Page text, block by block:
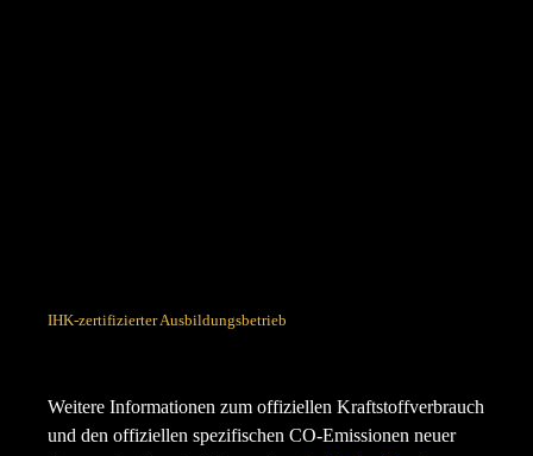
IHK-zertifizierter Ausbildungsbetrieb
Weitere Informationen zum offiziellen Kraftstoffverbrauch
und den offiziellen spezifischen CO-Emissionen neuer